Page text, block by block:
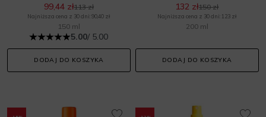
99,44 zł113 zł
Najniższa cena z 30 dni: 90,40 zł
150 ml
5.00/ 5.00
DODAJ DO KOSZYKA
132 zł150 zł
Najniższa cena z 30 dni: 123 zł
200 ml
DODAJ DO KOSZYKA